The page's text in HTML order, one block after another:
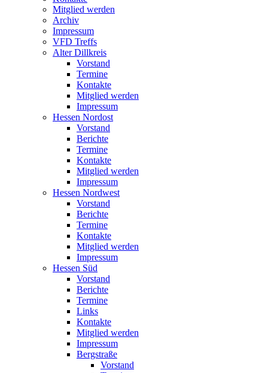
Mitglied werden
Archiv
Impressum
VFD Treffs
Alter Dillkreis
Vorstand
Termine
Kontakte
Mitglied werden
Impressum
Hessen Nordost
Vorstand
Berichte
Termine
Kontakte
Mitglied werden
Impressum
Hessen Nordwest
Vorstand
Berichte
Termine
Kontakte
Mitglied werden
Impressum
Hessen Süd
Vorstand
Berichte
Termine
Links
Kontakte
Mitglied werden
Impressum
Bergstraße
Vorstand